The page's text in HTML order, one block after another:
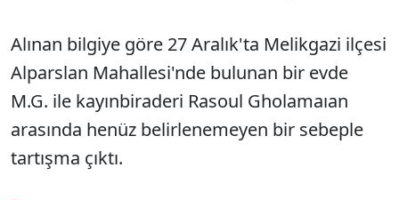
Alınan bilgiye göre 27 Aralık'ta Melikgazi ilçesi
Alparslan Mahallesi'nde bulunan bir evde
M.G. ile kayınbiraderi Rasoul Gholamaıan
arasında henüz belirlenemeyen bir sebeple
tartışma çıktı.